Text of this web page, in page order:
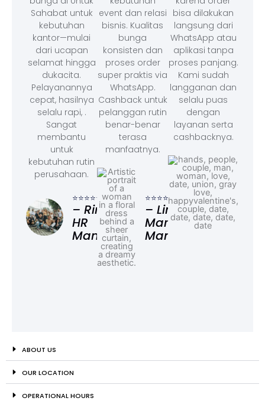
Sahabat untuk
kebutuhan
kantor—mulai
dari ucapan
selamat hingga
dukacita.
Pelayanannya
cepat, hasilnya
selalu rapi, .
Sangat
membantu
untuk
kebutuhan rutin
perusahaan.
⭐⭐⭐⭐⭐
– Rina,
HR
Manager
event dan relasi
bisnis. Kualitas
bunga
konsisten dan
proses order
super praktis via
WhatsApp.
Cashback untuk
pelanggan rutin
benar-benar
terasa
manfaatnya.
⭐⭐⭐⭐⭐
– Linda,
Marketing
Manager
bisa dilakukan
langsung dari
WhatsApp atau
aplikasi tanpa
proses panjang.
Kami sudah
langganan dan
selalu puas
dengan
layanan serta
cashbacknya.
ABOUT US
OUR LOCATION
OPERATIONAL HOURS